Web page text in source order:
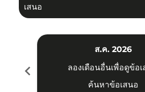
เสนอ
chevron_left
ส.ค. 2026
ลองเดือนอื่นเพื่อดูข้อ
ค้นหาข้อเสนอ